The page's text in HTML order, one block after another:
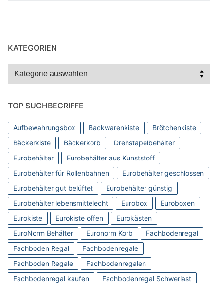
KATEGORIEN
Kategorien
TOP SUCHBEGRIFFE
Aufbewahrungsbox Backwarenkiste
Brötchenkiste
Bäckerkiste
Bäckerkorb
Drehstapelbehälter
Eurobehälter
Eurobehälter aus Kunststoff
Eurobehälter für Rollenbahnen
Eurobehälter geschlossen
Eurobehälter gut belüftet
Eurobehälter günstig
Eurobehälter lebensmittelecht
Eurobox
Euroboxen
Eurokiste
Eurokiste offen
Eurokästen
EuroNorm Behälter
Euronorm Korb
Fachbodenregal
Fachboden Regal
Fachbodenregale
Fachboden Regale
Fachbodenregalen
Fachbodenregal kaufen
Fachbodenregal Schwerlast